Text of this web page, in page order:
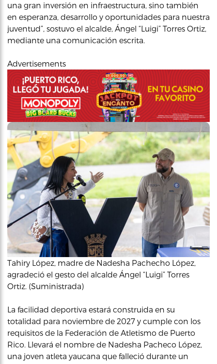
una gran inversión en infraestructura, sino también
en esperanza, desarrollo y oportunidades para nuestra
juventud”, sostuvo el alcalde, Ángel “Luigi” Torres Ortiz,
mediante una comunicación escrita.
Advertisements
Tahiry López, madre de Nadesha Pachecho López,
agradeció el gesto del alcalde Ángel “Luigi” Torres
Ortiz. (Suministrada)
La facilidad deportiva estará construida en su
totalidad para noviembre de 2027 y cumple con los
requisitos de la Federación de Atletismo de Puerto
Rico. Llevará el nombre de Nadesha Pacheco López,
una joven atleta yaucana que falleció durante un